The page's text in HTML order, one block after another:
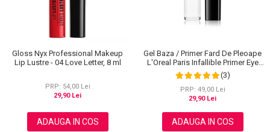
Gloss Nyx Professional Makeup
Lip Lustre - 04 Love Letter, 8 ml
PRP: 54,00 Lei
29,90 Lei
ADAUGA IN COS
Gel Baza / Primer Fard De Pleoape
L'Oreal Paris Infallible Primer Eye
Shadow Base 100, 3 ml
(3)
PRP: 49,00 Lei
29,90 Lei
ADAUGA IN COS